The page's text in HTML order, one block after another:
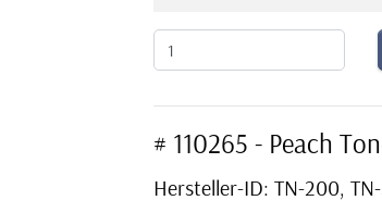
# 110265 - Peach
Hersteller-ID: TN-200,